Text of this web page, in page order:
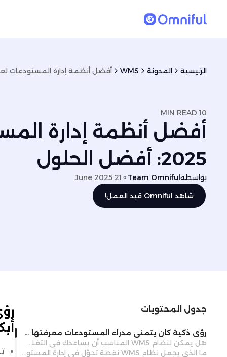
الرئيسية المدونة WMS
10 MIN READ
أفضل أنظمة إدارة
2025: أفضل الحلول
بواسطةTeam Omniful
21 June 2025
شاهد Omniful قيد العمل!
جدول المحتويات
رؤى ذكية كان يتمنى مدراء المستودعات معرفتها في وقتٍ أبكر
هل يمكن لنظام WMS المناسب أن يساعدك في التغلب على اضطرابات سلسلة التوريد في عام 2025؟
ما الذي يجعل نظام WMS نقطة تحوّل في إدارة المستودعات الحديثة؟